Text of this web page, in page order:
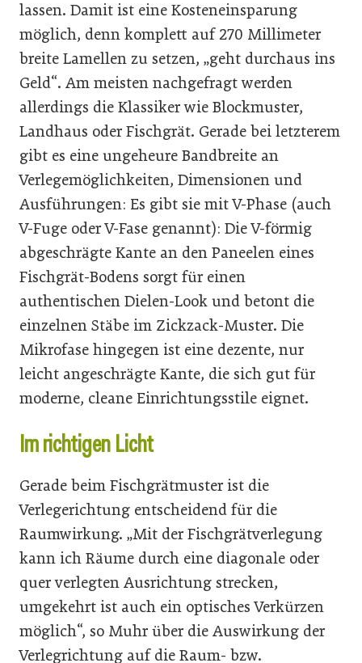
lassen. Damit ist eine Kosteneinsparung
möglich, denn komplett auf 270 Millimeter
breite Lamellen zu setzen, „geht durchaus ins
Geld“. Am meisten nachgefragt werden
allerdings die Klassiker wie Blockmuster,
Landhaus oder Fischgrät. Gerade bei letzterem
gibt es eine ungeheure Bandbreite an
Verlegemöglichkeiten, Dimensionen und
Ausführungen: Es gibt sie mit V-Phase (auch
V-Fuge oder V-Fase genannt): Die V-förmig
abgeschrägte Kante an den Paneelen eines
Fischgrät-Bodens sorgt für einen
authentischen Dielen-Look und betont die
einzelnen Stäbe im Zickzack-Muster. Die
Mikrofase hingegen ist eine dezente, nur
leicht angeschrägte Kante, die sich gut für
moderne, cleane Einrichtungsstile eignet.
Im richtigen Licht
Gerade beim Fischgrätmuster ist die
Verlegerichtung entscheidend für die
Raumwirkung. „Mit der Fischgrätverlegung
kann ich Räume durch eine diagonale oder
quer verlegten Ausrichtung strecken,
umgekehrt ist auch ein optisches Verkürzen
möglich“, so Muhr über die Auswirkung der
Verlegrichtung auf die Raum- bzw.